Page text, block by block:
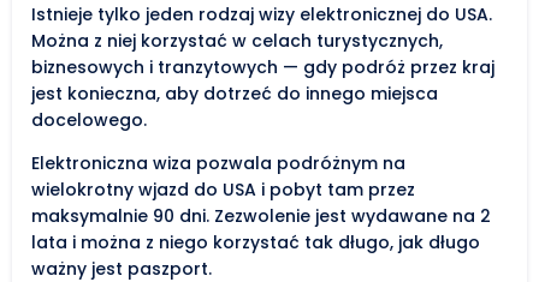
Istnieje tylko jeden rodzaj wizy elektronicznej do USA.
Można z niej korzystać w celach turystycznych,
biznesowych i tranzytowych — gdy podróż przez kraj
jest konieczna, aby dotrzeć do innego miejsca
docelowego.
Elektroniczna wiza pozwala podróżnym na
wielokrotny wjazd do USA i pobyt tam przez
maksymalnie 90 dni. Zezwolenie jest wydawane na 2
lata i można z niego korzystać tak długo, jak długo
ważny jest paszport.